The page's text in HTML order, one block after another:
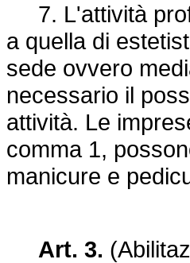
7. L'attività
a quella di
sede ovvero
necessario il
attività. Le
comma 1,
manicure e
Art. 3.